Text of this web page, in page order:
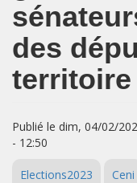
des
territoire
Publié le dim, 04/02/
- 12:50
Elections2023 Ceni